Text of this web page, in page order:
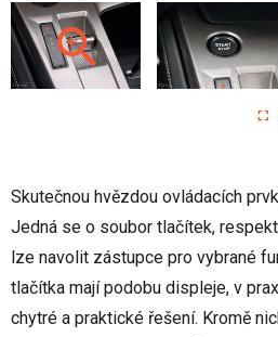
Skutečnou hvězdou ovládacích
Jedná se o soubor tlačítek,
lze navolit zástupce pro vybrané
tlačítka mají podobu displeje, v
chytré a praktické řešení. Kromě